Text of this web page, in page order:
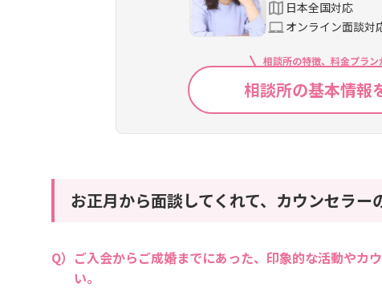
日本全国対応
オンライン面談対
相談所の特徴、料金プラン
相談所の基本情報
お正月から面談してくれて、カウンセラ
ご入会からご成婚までにあった、印象的な活動やカ
い。